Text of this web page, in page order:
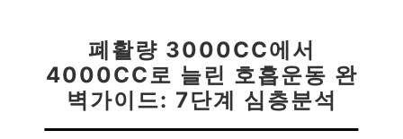
폐활량 3000CC에서
4000CC로 늘린 호흡운동 완
벽가이드: 7단계 심층분석